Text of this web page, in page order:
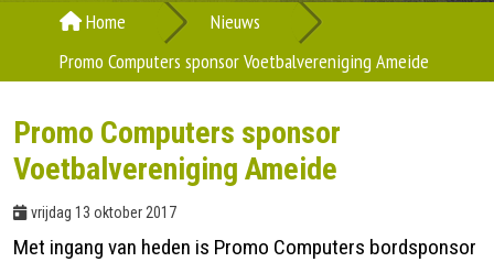
Computercursus
Over ons
Contact
Home
Nieuws
Promo Computers sponsor Voetbalvereniging Ameide
Promo Computers sponsor
Voetbalvereniging Ameide
vrijdag 13 oktober 2017
Met ingang van heden is Promo Computers bordsponsor